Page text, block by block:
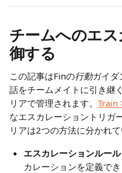
チームへのエ
御する
この記事はFinの行動ガイダ
話をチームメイトに引き継
リアで管理されます。 Train
なエスカレーショントリガ
リアは2つの方法に分かれて
エスカレーションルール
カレーションを定義で